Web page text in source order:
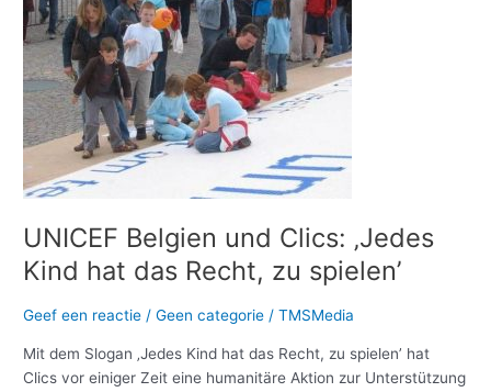
UNICEF Belgien und Clics: ‚Jedes
Kind hat das Recht, zu spielen’
Geef een reactie /Geen categorie /TMSMedia
Mit dem Slogan ‚Jedes Kind hat das Recht, zu spielen’ hat
Clics vor einiger Zeit eine humanitäre Aktion zur Unterstützung
und
Clics:
‚Jedes
Kind
hat
das
zu
spielen’